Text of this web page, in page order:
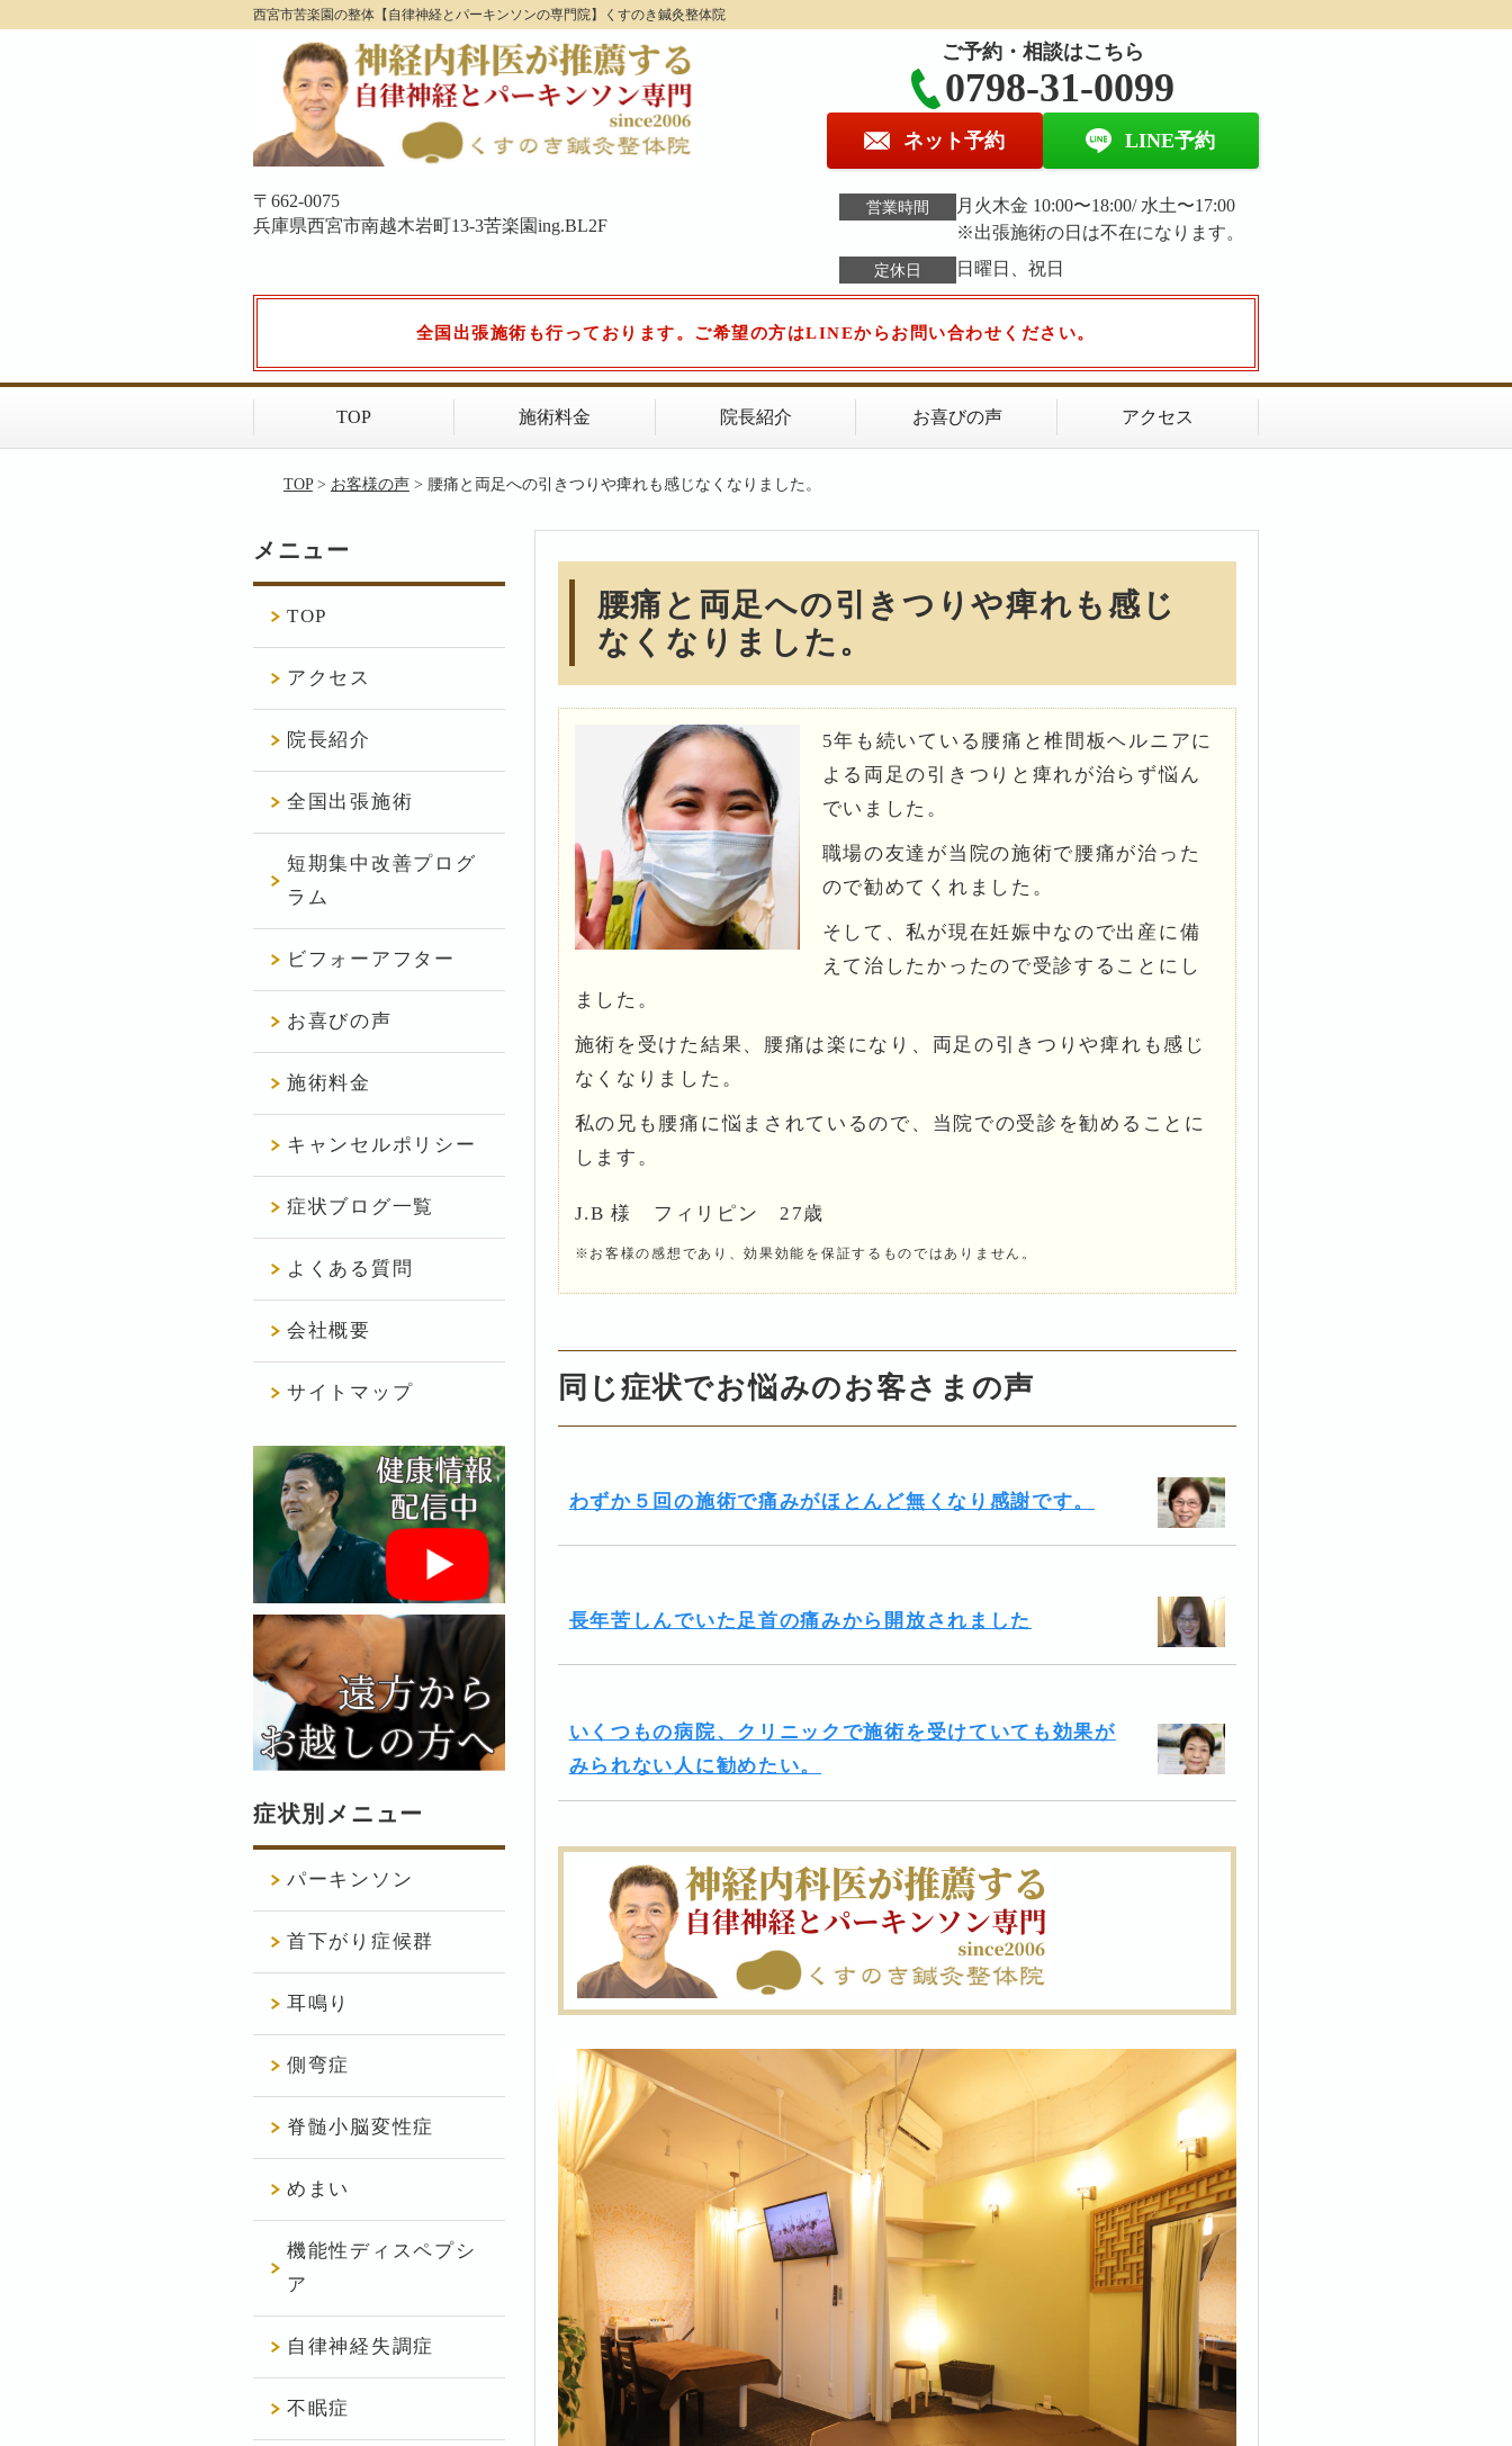
西宮市苦楽園の整体【自律神経とパーキンソンの専門院】くすのき鍼灸整体院
〒662-0075
兵庫県西宮市南越木岩町13-3苦楽園ing.BL2F
ご予約・相談はこちら
0798-31-0099
ネット予約 LINE予約
営業時間
月火木金 10:00〜18:00/ 水土〜17:00
※出張施術の日は不在になります。
定休日 日曜日、祝日
全国出張施術も行っております。ご希望の方はLINEからお問い合わせください。
TOP 施術料金 院長紹介 お喜びの声 アクセス
TOP> お客様の声> 腰痛と両足への引きつりや痺れも感じなくなりました。
腰痛と両足への引きつりや痺れも感じ
なくなりました。
5年も続いている腰痛と椎間板ヘルニアに
よる両足の引きつりと痺れが治らず悩ん
でいました。
職場の友達が当院の施術で腰痛が治った
ので勧めてくれました。
そして、私が現在妊娠中なので出産に備
えて治したかったので受診することにし
ました。
施術を受けた結果、腰痛は楽になり、両足の引きつりや痺れも感じ
なくなりました。
私の兄も腰痛に悩まされているので、当院での受診を勧めることに
します。
J.B 様 フィリピン 27歳
※お客様の感想であり、効果効能を保証するものではありません。
同じ症状でお悩みのお客さまの声
わずか５回の施術で痛みがほとんど無くなり感謝です。
長年苦しんでいた足首の痛みから開放されました
いくつもの病院、クリニックで施術を受けていても効果が
みられない人に勧めたい。
メニュー
TOP
アクセス
院長紹介
全国出張施術
短期集中改善プログ
ラム
ビフォーアフター
お喜びの声
施術料金
キャンセルポリシー
症状ブログ一覧
よくある質問
会社概要
サイトマップ
症状別メニュー
パーキンソン
首下がり症候群
耳鳴り
側弯症
脊髄小脳変性症
めまい
機能性ディスペプシ
ア
自律神経失調症
不眠症